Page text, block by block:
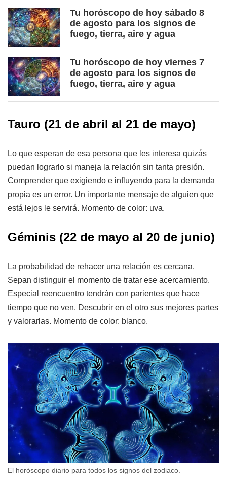
Tu horóscopo de hoy sábado 8
de agosto para los signos de
fuego, tierra, aire y agua
Tu horóscopo de hoy viernes 7
de agosto para los signos de
fuego, tierra, aire y agua
Tauro (21 de abril al 21 de mayo)
Lo que esperan de esa persona que les interesa quizás
puedan lograrlo si maneja la relación sin tanta presión.
Comprender que exigiendo e influyendo para la demanda
propia es un error. Un importante mensaje de alguien que
está lejos le servirá. Momento de color: uva.
Géminis (22 de mayo al 20 de junio)
La probabilidad de rehacer una relación es cercana.
Sepan distinguir el momento de tratar ese acercamiento.
Especial reencuentro tendrán con parientes que hace
tiempo que no ven. Descubrir en el otro sus mejores partes
y valorarlas. Momento de color: blanco.
El horóscopo diario para todos los signos del zodiaco.